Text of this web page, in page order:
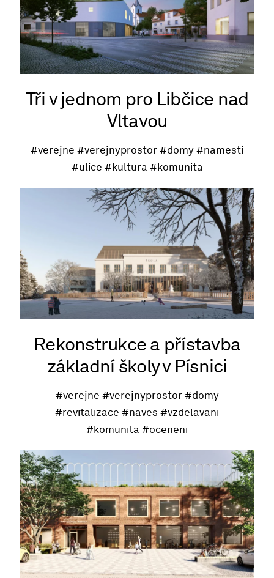
Tři v jednom pro Libčice nad
Vltavou
#verejne #verejnyprostor #domy #namesti
#ulice #kultura #komunita
Rekonstrukce a přístavba
základní školy v Písnici
#verejne #verejnyprostor #domy
#revitalizace #naves #vzdelavani
#komunita #oceneni